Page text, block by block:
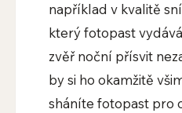
například v kvalitě
který fotopast
zvěř noční přísvit
by si ho okamžitě
sháníte fotopast pro